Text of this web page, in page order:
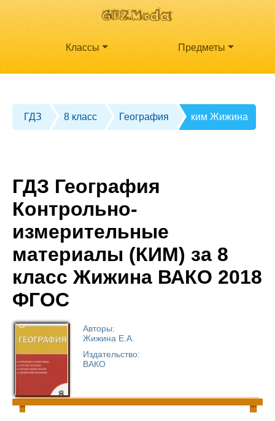
Классы Предметы
ГДЗ 8 класс География ким Жижина
ГДЗ География
Контрольно-
измерительные
материалы (КИМ) за 8
класс Жижина ВАКО 2018
ФГОС
Авторы:
Жижина Е.А.
Издательство:
ВАКО